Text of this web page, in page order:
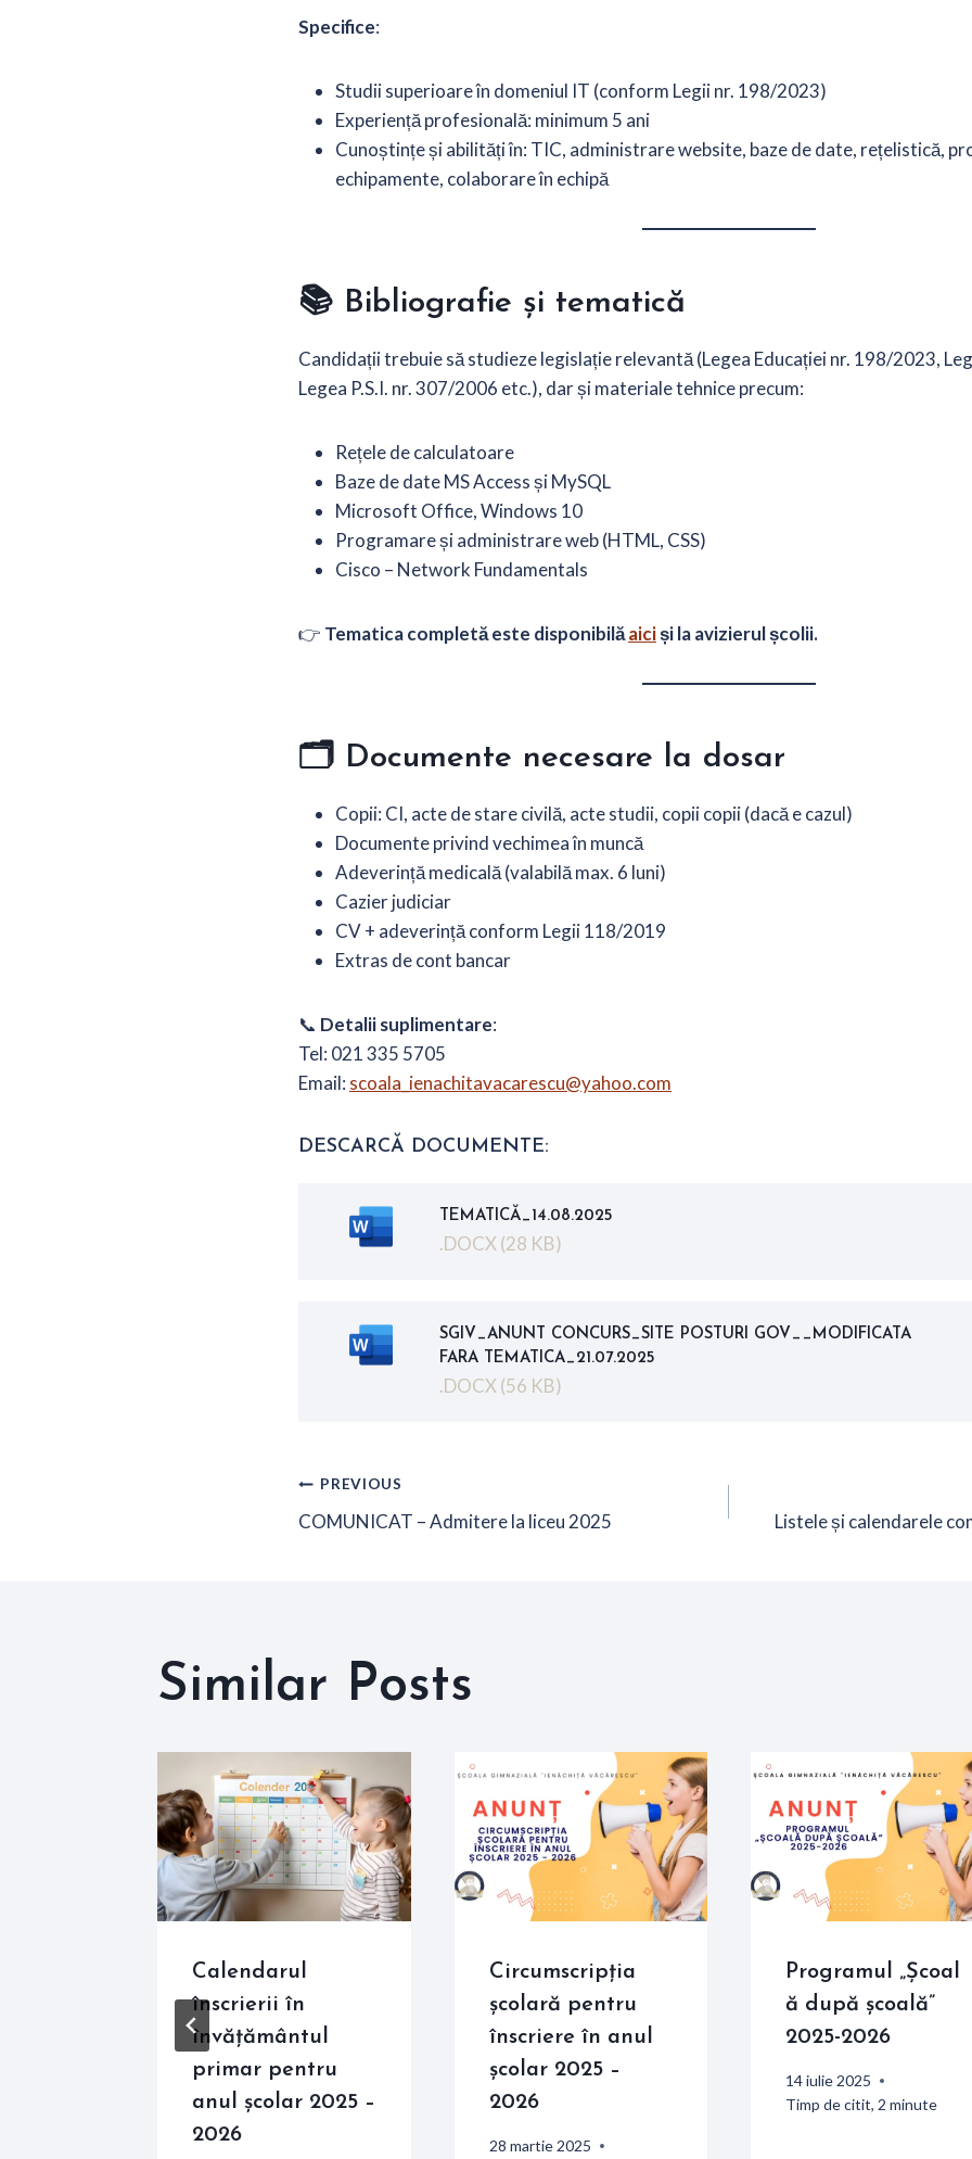
Specifice:
Studii superioare în domeniul IT (conform Legii nr. 198/2023)
Experiență profesională: minimum 5 ani
Cunoștințe și abilități în: TIC, administrare website, baze de date, rețelistică,
echipamente, colaborare în echipă
📚 Bibliografie și tematică
Candidații trebuie să studieze legislație relevantă (Legea Educației nr. 198/2023,
Legea P.S.I. nr. 307/2006 etc.), dar și materiale tehnice precum:
Rețele de calculatoare
Baze de date MS Access și MySQL
Microsoft Office, Windows 10
Programare și administrare web (HTML, CSS)
Cisco – Network Fundamentals
👉 Tematica completă este disponibilăaiciși la avizierul școlii.
🗂️ Documente necesare la dosar
Copii: CI, acte de stare civilă, acte studii, copii copii (dacă e cazul)
Documente privind vechimea în muncă
Adeverință medicală (valabilă max. 6 luni)
Cazier judiciar
CV + adeverință conform Legii 118/2019
Extras de cont bancar
📞 Detalii suplimentare:
Tel: 021 335 5705
Email: scoala_ienachitavacarescu@yahoo.com
DESCARCĂ DOCUMENTE:
TEMATICĂ_14.08.2025
.DOCX (28 KB)
SGIV_ANUNT CONCURS_SITE POSTURI GOV__MODIFICATA
FARA TEMATICA_21.07.2025
.DOCX (56 KB)
Navigare
articole
PREVIOUS
COMUNICAT – Admitere la liceu 2025 Listele și calendarele
Similar Posts
Calendarul
înscrierii în
învățământul
primar pentru
anul școlar 2025 –
2026
Circumscripția
școlară pentru
înscriere în anul
școlar 2025 –
2026
28 martie 2025
Programul „Școal
ă după școală”
2025-2026
14 iulie 2025
Timp de citit, 2 minute